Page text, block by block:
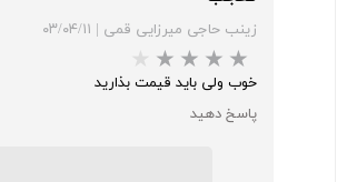
زینب حاجی میرزایی قمی | ۰۳/۰۴/۱۱
خوب ولی باید قیمت بذارید
پاسخ دهید